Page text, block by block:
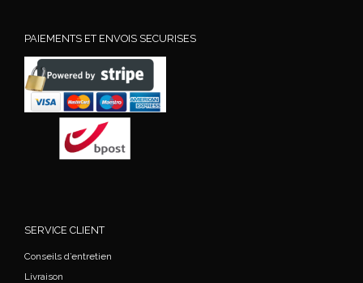
PAIEMENTS ET ENVOIS SECURISES
SERVICE CLIENT
Conseils d’entretien
Livraison